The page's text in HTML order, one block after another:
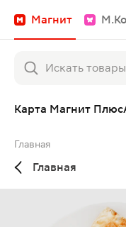
Магнит
Карта Магнит Плюс
Главная
Главная